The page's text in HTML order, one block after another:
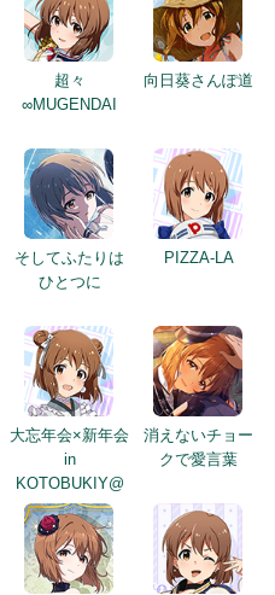
超々
∞MUGENDAI
向日葵さんぽ道
そしてふたりは
ひとつに
PIZZA-LA
大忘年会×新年会
in
KOTOBUKIY@
消えないチョー
クで愛言葉